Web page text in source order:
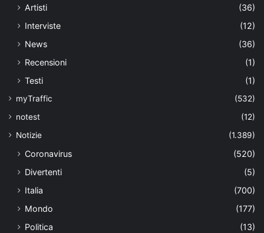
Artisti
(36)
Interviste
(12)
News
(36)
Recensioni
(1)
Testi
(1)
myTraffic
(532)
notest
(12)
Notizie
(1.389)
Coronavirus
(520)
Divertenti
(5)
Italia
(700)
Mondo
(177)
Politica
(13)